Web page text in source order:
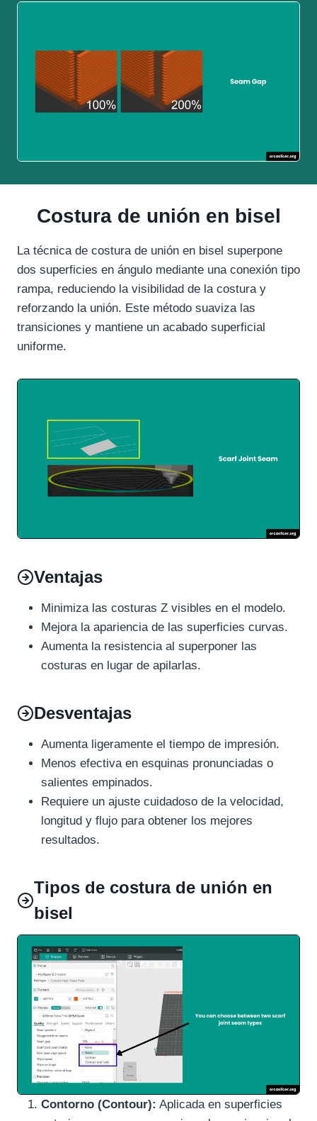
Costura de unión en bisel
La técnica de costura de unión en bisel superpone
dos superficies en ángulo mediante una conexión tipo
rampa, reduciendo la visibilidad de la costura y
reforzando la unión. Este método suaviza las
transiciones y mantiene un acabado superficial
uniforme.
Ventajas
Minimiza las costuras Z visibles en el modelo.
Mejora la apariencia de las superficies curvas.
Aumenta la resistencia al superponer las
costuras en lugar de apilarlas.
Desventajas
Aumenta ligeramente el tiempo de impresión.
Menos efectiva en esquinas pronunciadas o
salientes empinados.
Requiere un ajuste cuidadoso de la velocidad,
longitud y flujo para obtener los mejores
resultados.
Tipos de costura de unión en
bisel
Contorno (Contour): Aplicada en superficies